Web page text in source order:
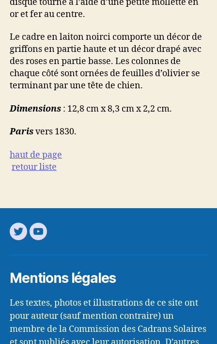
or et fer au centre.
Le cadre en laiton noirci comporte un décor de
griffons en partie haute et un décor drapé avec
des roses en partie basse. Les colonnes de
chaque côté sont ornées de feuilles d’olivier se
terminant par une tête de chien.
Dimensions : 12,8 cm x 8,3 cm x 2,2 cm.
Parisvers 1830.
haut de page
retour liste
Mentions légales
Les textes, photos et illustrations de ce site ont
pour auteur (sauf mention contraire) un
membre de la Commission des Cadrans Solaires